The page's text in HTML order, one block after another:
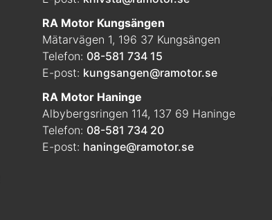
RA Motor Kungsängen
Mätarvägen 1, 196 37 Kungsängen
Telefon: 08-581 734 15
E-post: kungsangen@ramotor.se
RA Motor Haninge
Albybergsringen 114, 137 69 Haninge
Telefon: 08-581 734 20
E-post: haninge@ramotor.se